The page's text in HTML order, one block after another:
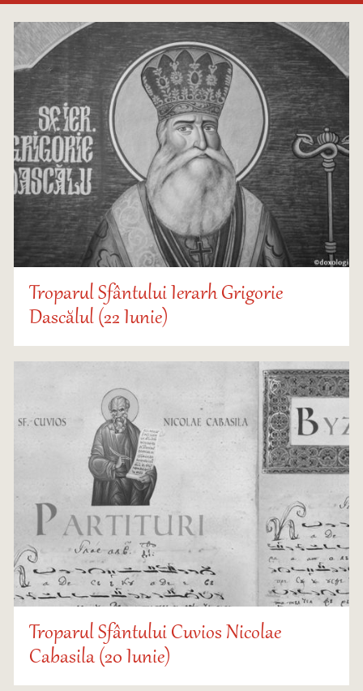
Troparul Sfântului Ierarh Grigorie
Dascălul (22 Iunie)
Troparul Sfântului Cuvios Nicolae
Cabasila (20 Iunie)